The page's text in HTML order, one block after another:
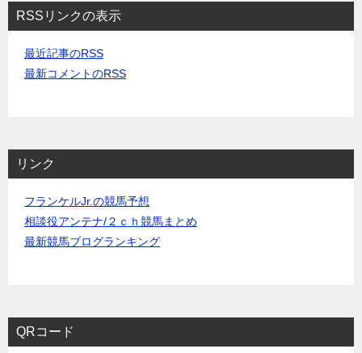
RSSリンクの表示
最近記事のRSS
最新コメントのRSS
リンク
フランケルJr.の競馬予想
相談役アンテナ/２ｃｈ競馬まとめ
最新競馬ブログランキング
QRコード